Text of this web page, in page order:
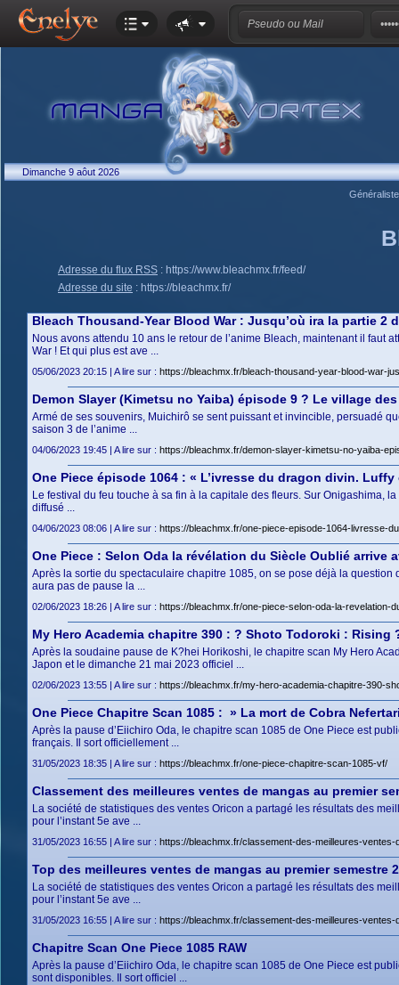
Dimanche 9 aôut 2026
Adresse du flux RSS : https://www.bleachmx.fr/feed/
Adresse du site : https://bleachmx.fr/
Bleach Thousand-Year Blood War : Jusqu’où ira la partie 2
Nous avons attendu 10 ans le retour de l’anime Bleach, maintenant il
War ! Et qui plus est ave ...
05/06/2023 20:15 | A lire sur : https://bleachmx.fr/bleach-thousand-year-blood-war-
Demon Slayer (Kimetsu no Yaiba) épisode 9 ? Le village
Armé de ses souvenirs, Muichirô se sent puissant et invincible, persuadé
saison 3 de l’anime ...
04/06/2023 19:45 | A lire sur : https://bleachmx.fr/demon-slayer-kimetsu-no-yaiba-
One Piece épisode 1064 : « L’ivresse du dragon divin.
Le festival du feu touche à sa fin à la capitale des fleurs. Sur Onigashima,
diffusé ...
04/06/2023 08:06 | A lire sur : https://bleachmx.fr/one-piece-episode-1064-livresse-
One Piece : Selon Oda la révélation du Siècle Oublié
Après la sortie du spectaculaire chapitre 1085, on se pose déjà la
aura pas de pause la ...
02/06/2023 18:26 | A lire sur : https://bleachmx.fr/one-piece-selon-oda-la-revelation-
My Hero Academia chapitre 390 : ? Shoto Todoroki : Rising
Après la soudaine pause de K?hei Horikoshi, le chapitre scan My Hero
Japon et le dimanche 21 mai 2023 officiel ...
02/06/2023 13:55 | A lire sur : https://bleachmx.fr/my-hero-academia-chapitre-390-
One Piece Chapitre Scan 1085 : » La mort de Cobra
Après la pause d’Eiichiro Oda, le chapitre scan 1085 de One Piece est
français. Il sort officiellement ...
31/05/2023 18:35 | A lire sur : https://bleachmx.fr/one-piece-chapitre-scan-1085-vf/
Classement des meilleures ventes de mangas au premier
La société de statistiques des ventes Oricon a partagé les résultats des
pour l’instant 5e ave ...
31/05/2023 16:55 | A lire sur : https://bleachmx.fr/classement-des-meilleures-
Top des meilleures ventes de mangas au premier semestre
La société de statistiques des ventes Oricon a partagé les résultats des
pour l’instant 5e ave ...
31/05/2023 16:55 | A lire sur : https://bleachmx.fr/classement-des-meilleures-
Chapitre Scan One Piece 1085 RAW
Après la pause d’Eiichiro Oda, le chapitre scan 1085 de One Piece est
sont disponibles. Il sort officiel ...